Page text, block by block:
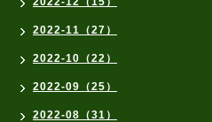
2022-11（27）
2022-10（22）
2022-09（25）
2022-08（31）